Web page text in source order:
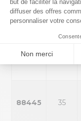
88443 30
88444
88445 35